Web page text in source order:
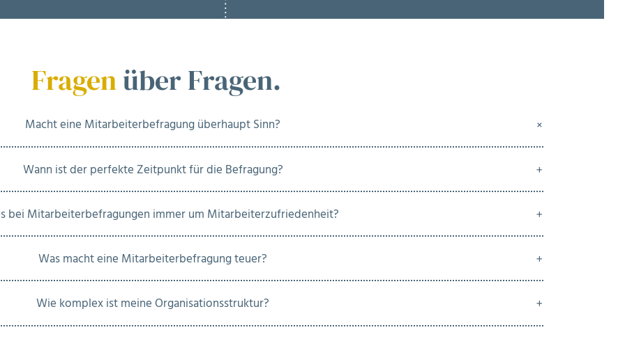
Fragenüber Fragen.
Macht eine Mitarbeiterbefragung überhaupt Sinn?
Wann ist der perfekte Zeitpunkt für die Befragung?
bei Mitarbeiterbefragungen immer um Mitarbeiterzufriedenheit?
Was macht eine Mitarbeiterbefragung teuer?
Wie komplex ist meine Organisationsstruktur?